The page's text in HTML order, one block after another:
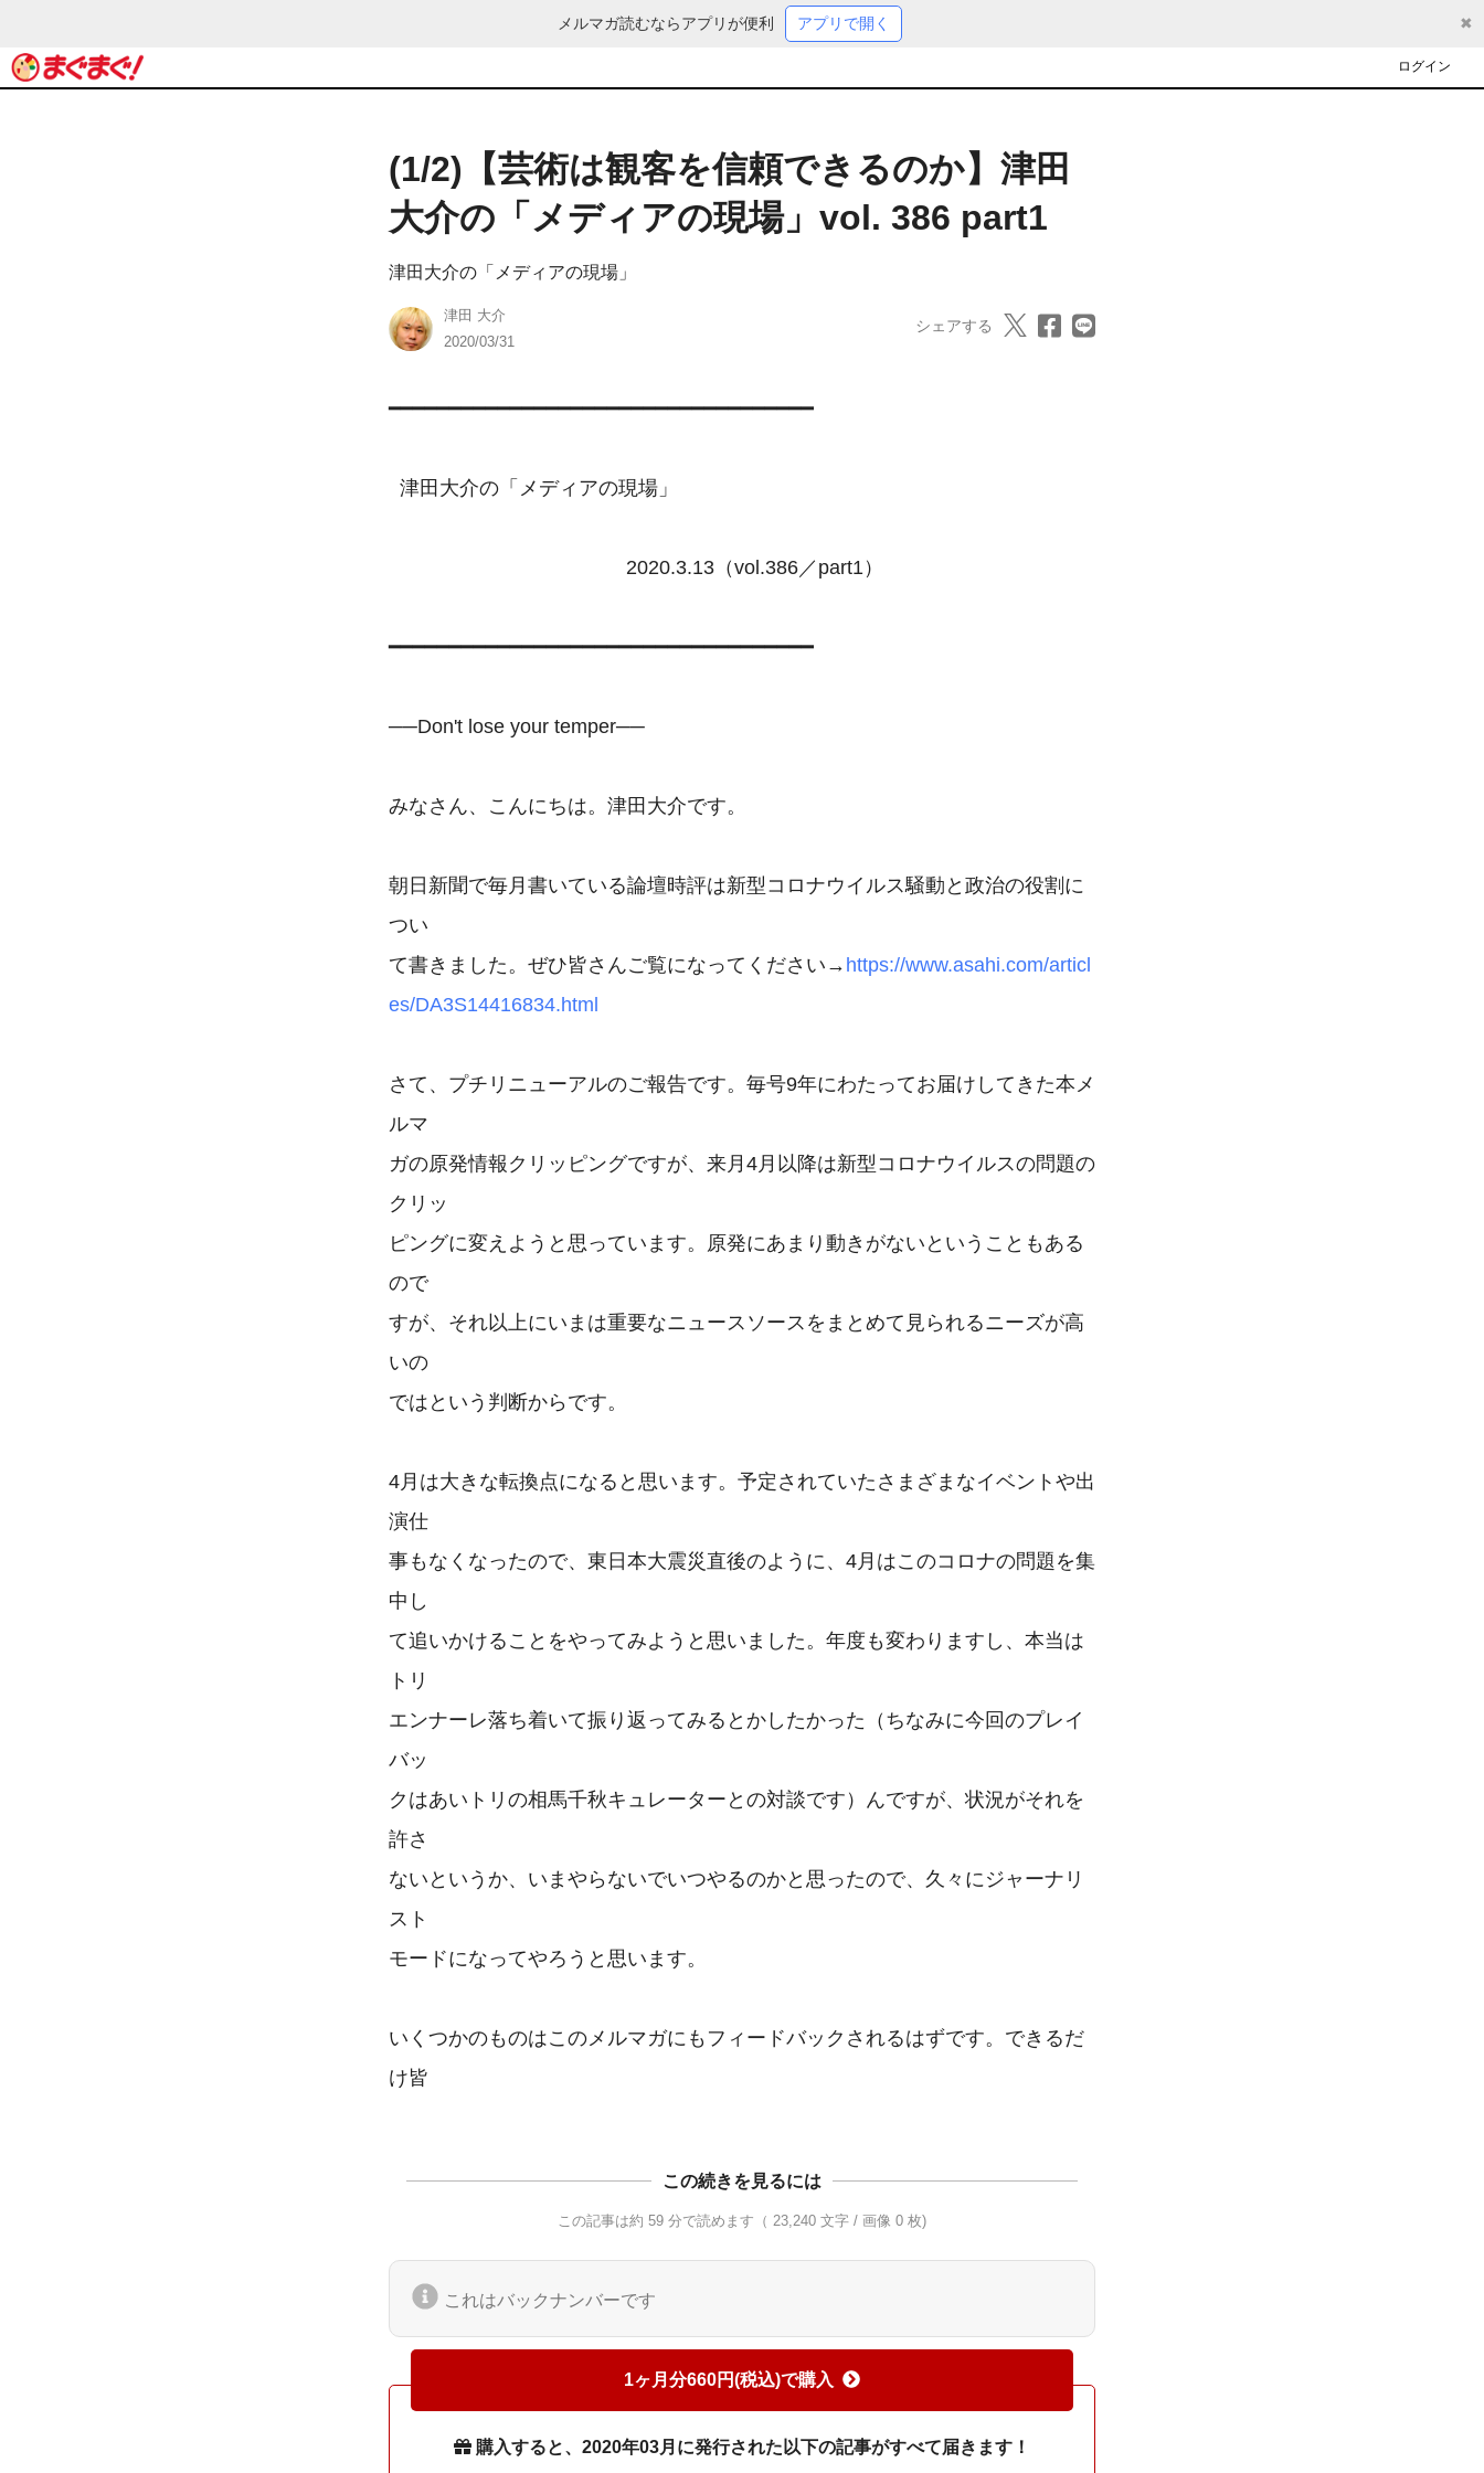
メルマガ読むならアプリが便利 アプリで開く ✖
ログイン
(1/2)【芸術は観客を信頼できるのか】津田
大介の「メディアの現場」vol. 386 part1
津田大介の「メディアの現場」
津田 大介
2020/03/31
シェアする
━━━━━━━━━━━━━━━━━━━━━━━━━━━━━━━━━━━
━━━━━━━━━━━━━━━━━━━━━━━━━━━━━━━━━━━
──Don't lose your temper──
みなさん、こんにちは。津田大介です。
朝日新聞で毎月書いている論壇時評は新型コロナウイルス騒動と政治の役割に
つい
て書きました。ぜひ皆さんご覧になってください→ https://www.asahi.com/articl
es/DA3S14416834.html
さて、プチリニューアルのご報告です。毎号9年にわたってお届けしてきた本メ
ルマ
ガの原発情報クリッピングですが、来月4月以降は新型コロナウイルスの問題の
クリッ
ピングに変えようと思っています。原発にあまり動きがないということもある
ので
すが、それ以上にいまは重要なニュースソースをまとめて見られるニーズが高
いの
ではという判断からです。
4月は大きな転換点になると思います。予定されていたさまざまなイベントや出
演仕
事もなくなったので、東日本大震災直後のように、4月はこのコロナの問題を集
中し
て追いかけることをやってみようと思いました。年度も変わりますし、本当は
トリ
エンナーレ落ち着いて振り返ってみるとかしたかった（ちなみに今回のプレイ
バッ
クはあいトリの相馬千秋キュレーターとの対談です）んですが、状況がそれを
許さ
ないというか、いまやらないでいつやるのかと思ったので、久々にジャーナリ
スト
モードになってやろうと思います。
いくつかのものはこのメルマガにもフィードバックされるはずです。できるだ
この続きを見るには
この記事は約 59 分で読めます（ 23,240 文字 / 画像 0 枚)
これはバックナンバーです
1ヶ月分660円(税込)で購入
購入すると、2020年03月に発行された以下の記事がすべて届きます！